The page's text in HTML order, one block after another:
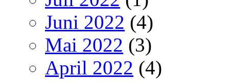
Juni 2022 (4)
Mai 2022 (3)
April 2022 (4)